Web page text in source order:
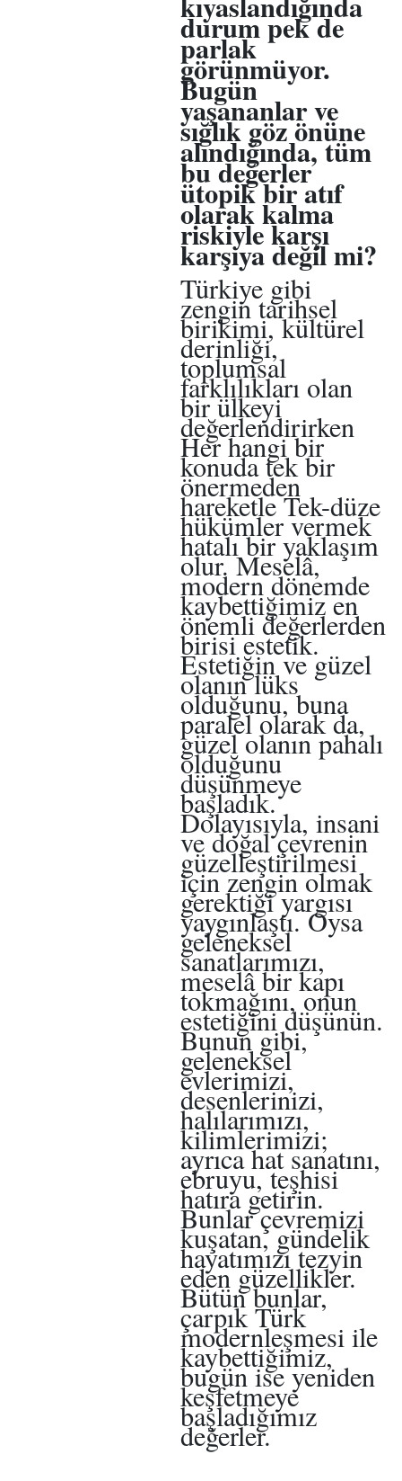
durum pek de
parlak
görünmüyor.
Bugün
yaşananlar ve
sığlık göz önüne
alındığında, tüm
bu değerler
ütopik bir atıf
olarak kalma
riskiyle karşı
karşıya değil mi?
Türkiye gibi
zengin tarihsel
birikimi, kültürel
derinliği,
toplumsal
farklılıkları olan
bir ülkeyi
değerlendirirken
Her hangi bir
konuda tek bir
önermeden
hareketle Tek-düze
hükümler vermek
hatalı bir yaklaşım
olur. Meselâ,
modern dönemde
kaybettiğimiz en
önemli değerlerden
birisi estetik.
Estetiğin ve güzel
olanın lüks
olduğunu, buna
paralel olarak da,
güzel olanın pahalı
olduğunu
düşünmeye
başladık.
Dolayısıyla, insani
ve doğal çevrenin
güzelleştirilmesi
için zengin olmak
gerektiği yargısı
yaygınlaştı. Oysa
geleneksel
sanatlarımızı,
meselâ bir kapı
tokmağını, onun
estetiğini düşünün.
Bunun gibi,
geleneksel
evlerimizi,
desenlerinizi,
halılarımızı,
kilimlerimizi;
ayrıca hat sanatını,
ebruyu, teşhisi
hatıra getirin.
Bunlar çevremizi
kuşatan, gündelik
hayatımızı tezyin
eden güzellikler.
Bütün bunlar,
çarpık Türk
modernleşmesi ile
kaybettiğimiz,
bugün ise yeniden
keşfetmeye
başladığımız
değerler.